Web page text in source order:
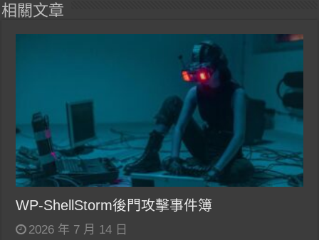
相關文章
WP-ShellStorm後門攻擊事件簿
2026 年 7 月 14 日